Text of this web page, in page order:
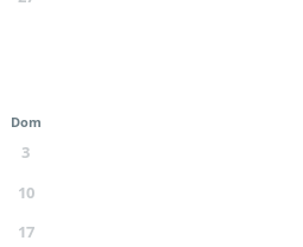
Dom
3
10
17